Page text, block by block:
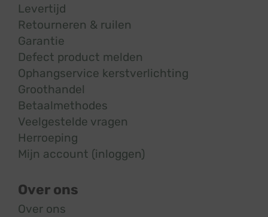
Levertijd
Retourneren & ruilen
Garantie
Defect product melden
Ophangservice kerstverlichting
Groothandel
Betaalmethodes
Veelgestelde vragen
Herroeping
Mijn account (inloggen)
Over ons
Over ons